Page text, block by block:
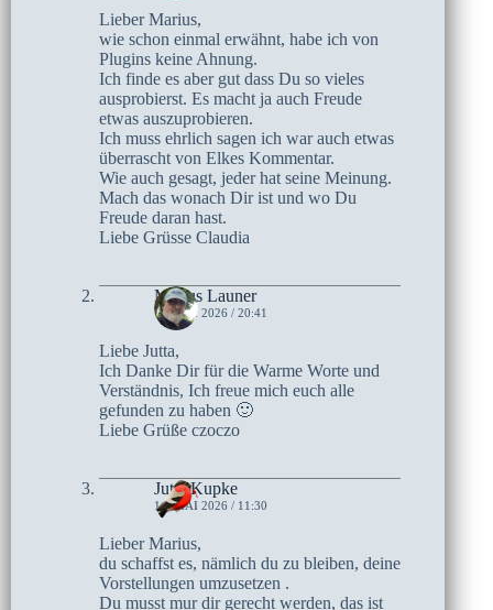
Lieber Marius,
wie schon einmal erwähnt, habe ich von
Plugins keine Ahnung.
Ich finde es aber gut dass Du so vieles
ausprobierst. Es macht ja auch Freude
etwas auszuprobieren.
Ich muss ehrlich sagen ich war auch etwas
überrascht von Elkes Kommentar.
Wie auch gesagt, jeder hat seine Meinung.
Mach das wonach Dir ist und wo Du
Freude daran hast.
Liebe Grüsse Claudia
Marius Launer
11. MAI 2026 / 20:41
Liebe Jutta,
Ich Danke Dir für die Warme Worte und
Verständnis, Ich freue mich euch alle
gefunden zu haben 🙂
Liebe Grüße czoczo
Jutta Kupke
11. MAI 2026 / 11:30
Lieber Marius,
du schaffst es, nämlich du zu bleiben, deine
Vorstellungen umzusetzen .
Du musst mur dir gerecht werden, das ist